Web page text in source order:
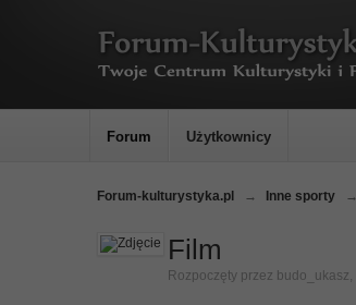
Forum Użytkownicy
Forum-kulturystyka.pl → Inne sporty →
Film
Rozpoczęty przez budo_ukasz,